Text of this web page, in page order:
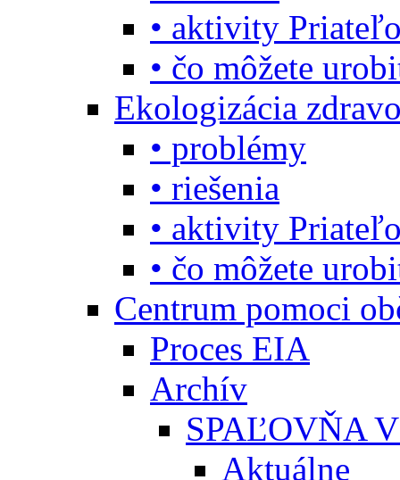
• aktivity
• čo môžete
Ekologizácia
• problémy
• riešenia
• aktivity
• čo môžete
Centrum pomoci
Proces EIA
Archív
SPAĽOVŇA
Aktuálne